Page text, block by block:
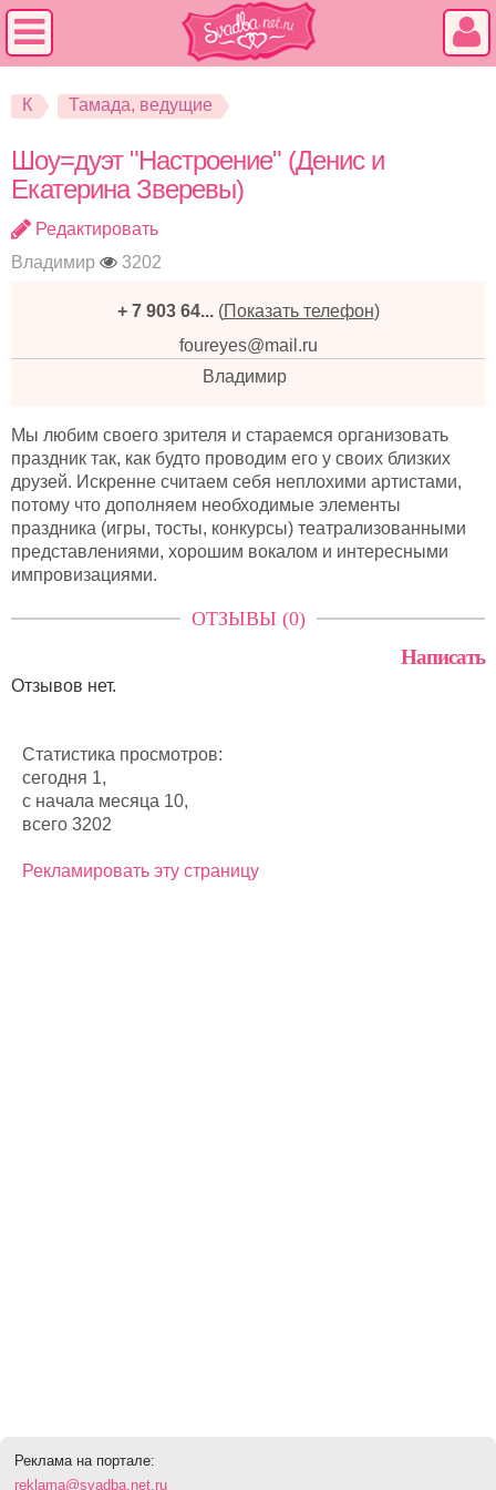
К Тамада, ведущие
Шоу=дуэт "Настроение" (Денис и
Екатерина Зверевы)
Редактировать
Владимир
3202
+ 7 903 64... (Показать телефон)
foureyes@mail.ru
Владимир
Мы любим своего зрителя и стараемся организовать
праздник так, как будто проводим его у своих близких
друзей. Искренне считаем себя неплохими артистами,
потому что дополняем необходимые элементы
праздника (игры, тосты, конкурсы) театрализованными
представлениями, хорошим вокалом и интересными
импровизациями.
ОТЗЫВЫ (0)
Написать
Отзывов нет.
Статистика просмотров:
сегодня 1,
с начала месяца 10,
всего 3202
Рекламировать эту страницу
Реклама на портале:
reklama@svadba.net.ru